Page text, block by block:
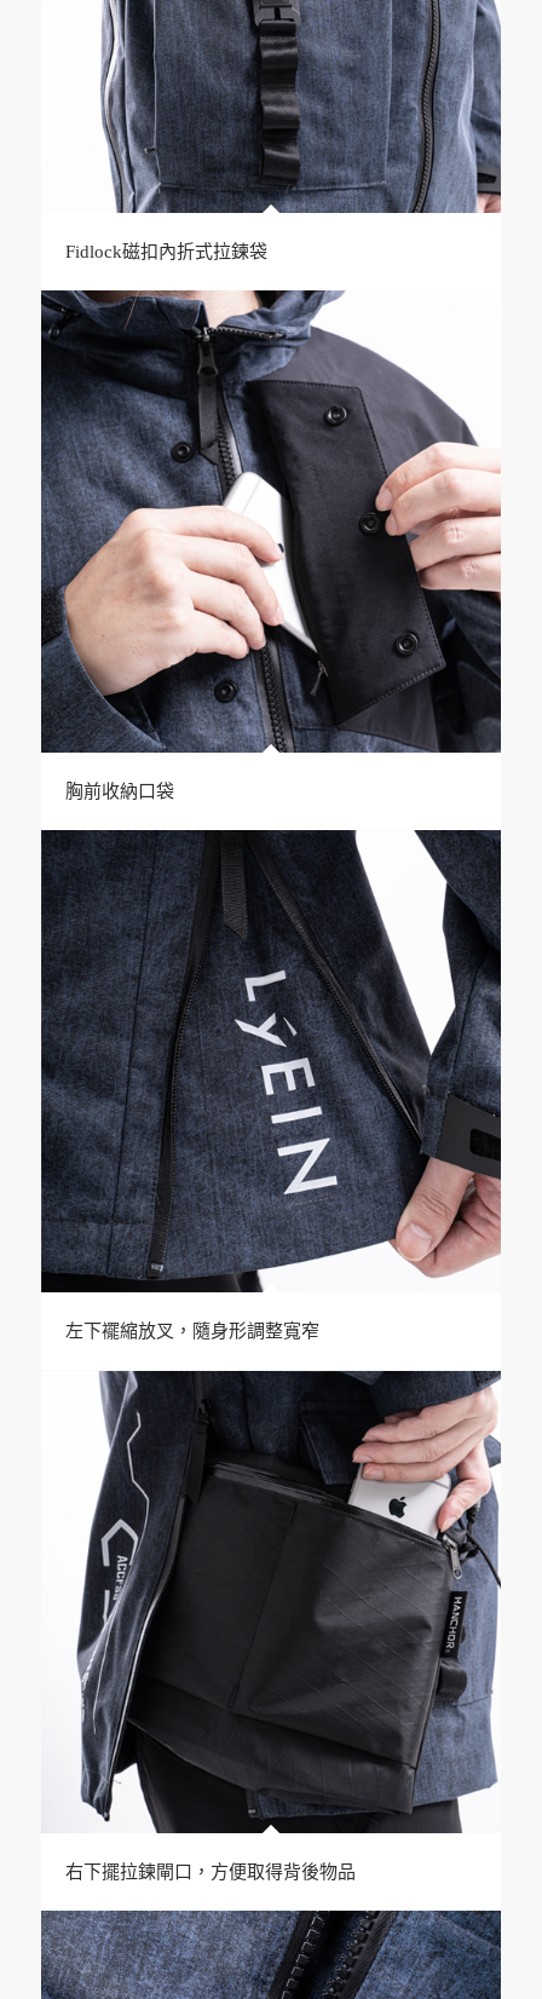
Fidlock磁扣內折式拉鍊袋
胸前收納口袋
左下襬縮放叉，隨身形調整寬窄
右下擺拉鍊閘口，方便取得背後物品